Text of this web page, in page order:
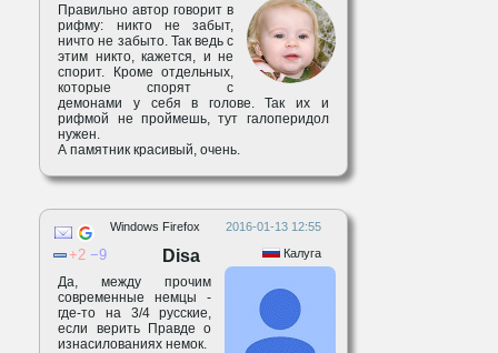
Правильно автор говорит в
рифму: никто не забыт,
ничто не забыто. Так ведь с
этим никто, кажется, и не
спорит. Кроме отдельных,
которые спорят с
демонами у себя в голове. Так их и
рифмой не проймешь, тут галоперидол
нужен.
А памятник красивый, очень.
2016-01-13 12:55
Windows Firefox
Калуга
2 9 Disa
Да, между прочим
современные немцы -
где-то на 3/4 русские,
если верить Правде о
изнасилованиях немок.